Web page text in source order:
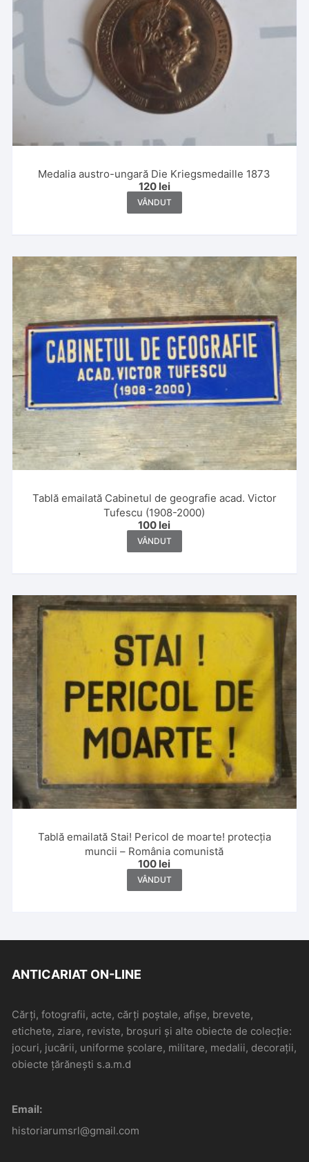
Medalia austro-ungară Die Kriegsmedaille 1873
120 lei
VÂNDUT
Tablă emailată Cabinetul de geografie acad. Victor
Tufescu (1908-2000)
100 lei
VÂNDUT
Tablă emailată Stai! Pericol de moarte! protecția
muncii – România comunistă
100 lei
VÂNDUT
ANTICARIAT ON-LINE
Cărți, fotografii, acte, cărți poștale, afișe, brevete,
etichete, ziare, reviste, broșuri și alte obiecte de colecție:
jocuri, jucării, uniforme școlare, militare, medalii, decorații,
obiecte țărănești s.a.m.d
Email:
historiarumsrl@gmail.com